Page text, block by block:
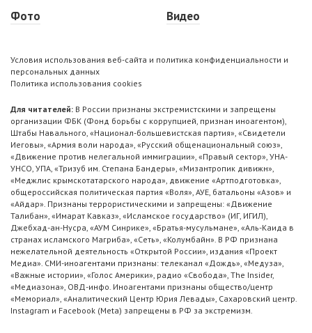
Фото
Видео
Условия использования веб-сайта и политика конфиденциальности и
персональных данных
Политика использования cookies
Для читателей: В России признаны экстремистскими и запрещены
организации ФБК (Фонд борьбы с коррупцией, признан иноагентом),
Штабы Навального, «Национал-большевистская партия», «Свидетели
Иеговы», «Армия воли народа», «Русский общенациональный союз»,
«Движение против нелегальной иммиграции», «Правый сектор», УНА-
УНСО, УПА, «Тризуб им. Степана Бандеры», «Мизантропик дивижн»,
«Меджлис крымскотатарского народа», движение «Артподготовка»,
общероссийская политическая партия «Воля», АУЕ, батальоны «Азов» и
«Айдар». Признаны террористическими и запрещены: «Движение
Талибан», «Имарат Кавказ», «Исламское государство» (ИГ, ИГИЛ),
Джебхад-ан-Нусра, «АУМ Синрике», «Братья-мусульмане», «Аль-Каида в
странах исламского Магриба», «Сеть», «Колумбайн». В РФ признана
нежелательной деятельность «Открытой России», издания «Проект
Медиа». СМИ-иноагентами признаны: телеканал «Дождь», «Медуза»,
«Важные истории», «Голос Америки», радио «Свобода», The Insider,
«Медиазона», ОВД-инфо. Иноагентами признаны общество/центр
«Мемориал», «Аналитический Центр Юрия Левады», Сахаровский центр.
Instagram и Facebook (Metа) запрещены в РФ за экстремизм.